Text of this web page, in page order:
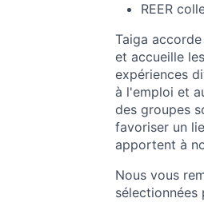
REER
Taiga
et accueille
expériences
à l'emploi et
des groupes
favoriser un
apportent à
Nous vous
sélectionnées